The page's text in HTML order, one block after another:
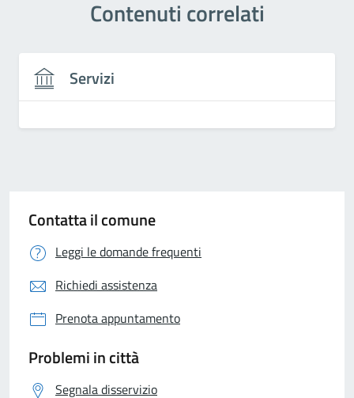
Contenuti correlati
Servizi
Contatta il comune
Leggi le domande frequenti
Richiedi assistenza
Prenota appuntamento
Problemi in città
Segnala disservizio